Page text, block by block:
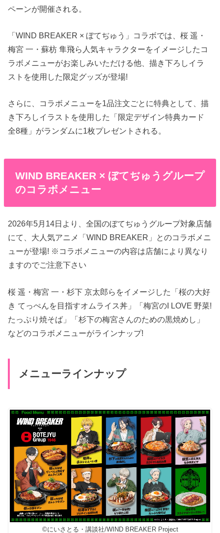
ペーンが開催される。
「WIND BREAKER × ぼてぢゅう」コラボでは、桜 遥・
梅宮 一・蘇枋 隼飛ら人気キャラクターをイメージしたコ
ラボメニューがお楽しみいただける他、描き下ろしイラ
ストを使用した限定グッズが登場!
さらに、コラボメニューを1品注文ごとに特典として、描
き下ろしイラストを使用した「限定デザイン特典カード
全8種」がランダムに1枚プレゼントされる。
WIND BREAKER × ぼてぢゅうグループ
のコラボメニュー
2026年5月14日より、全国のぼてぢゅうグループ対象店舗
にて、大人気アニメ「WIND BREAKER」とのコラボメニ
ューが登場! ※コラボメニューの内容は店舗により異なり
ますのでご注意下さい
桜 遥・梅宮 一・杉下 京太郎らをイメージした「桜の大好
き てっぺんを目指すオムライス丼」「梅宮のI LOVE 野菜!
たっぷり焼そば」「杉下の梅宮さんのための黒焼めし」
などのコラボメニューがラインナップ!
メニューラインナップ
©にいさとる・講談社/WIND BREAKER Project